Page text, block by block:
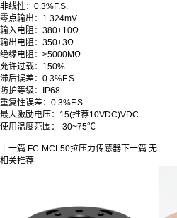
非线性：0.3%F.S.
零点输出：1.324mV
输入电阻：380±10Ω
输出电阻：350±3Ω
绝缘电阻：≥5000MΩ
允许过载： 150%
滞后误差：0.3%F.S.
防护等级：IP68
重复性误差：0.3%F.S.
最大激励电压：15(推荐10VDC)VDC
使用温度范围：-30~75℃
上一篇:FC-MCL50拉压力传感器 下一篇:无
相关推荐